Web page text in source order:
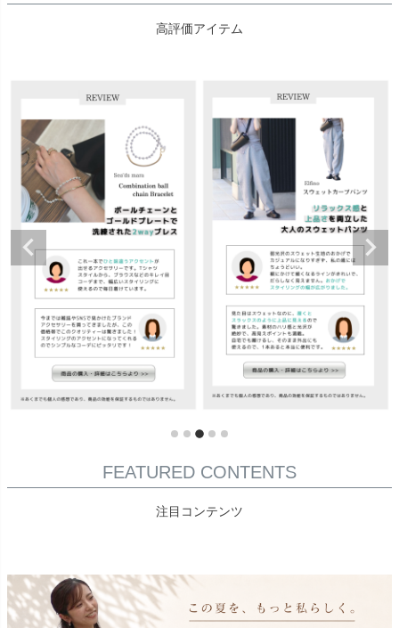
高評価アイテム
FEATURED CONTENTS
注目コンテンツ